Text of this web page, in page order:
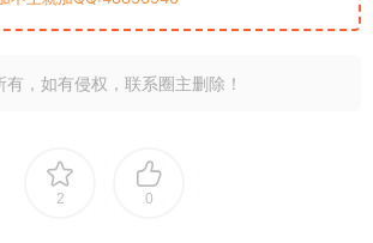
，如有侵权，联系圈主删除！
2 0